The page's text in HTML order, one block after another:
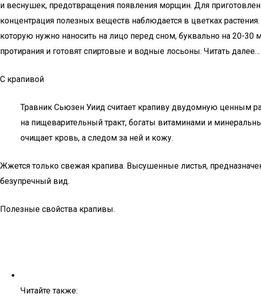
и веснушек, предотвращения появления морщин. Для
концентрация полезных веществ наблюдается в цветках
которую нужно наносить на лицо перед сном, буквально на 20-
протирания и готовят спиртовые и водные лосьоны. Читать далее…
С крапивой
Травник Сьюзен Уиид считает крапиву двудомную ценным
на пищеварительный тракт, богаты витаминами и
очищает кровь, а следом за ней и кожу.
Жжется только свежая крапива. Высушенные листья,
безупречный вид.
Полезные свойства крапивы.
Читайте также: